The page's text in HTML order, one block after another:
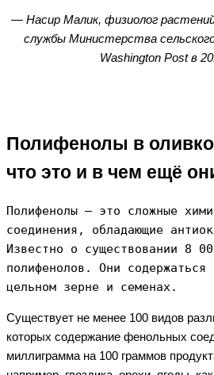
— Насир Малик, физиолог
службы Министерства
Washington Post в
Полифенолы в
что это и в чем ещё
Полифенолы – это сложные
соединения, обладающие
Известно о существовании 8
полифенолов. Они
цельном зерне и семенах.
Существует не менее 100 видов
которых содержание фенольных
миллиграмма на 100 граммов